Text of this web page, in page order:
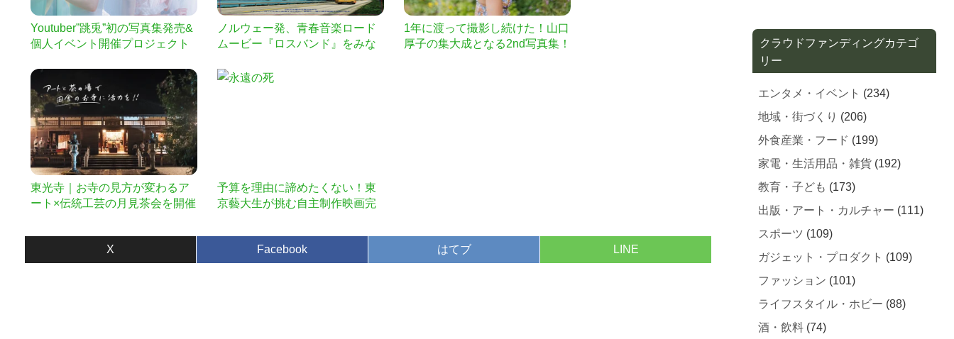
Youtuber”跳兎”初の写真集発売&
個人イベント開催プロジェクト
ノルウェー発、青春音楽ロード
ムービー『ロスバンド』をみな
DVD化への支援をお願いしま
1年に渡って撮影し続けた！山口
厚子の集大成となる2nd写真集！
東光寺｜お寺の見方が変わるア
ート×伝統工芸の月見茶会を開催
予算を理由に諦めたくない！東
京藝大生が挑む自主制作映画完
X Facebook はてブ LINE
クラウドファンディングカテゴ
リー
エンタメ・イベント (234)
地域・街づくり (206)
外食産業・フード (199)
家電・生活用品・雑貨 (192)
教育・子ども (173)
出版・アート・カルチャー (111)
スポーツ (109)
ガジェット・プロダクト (109)
ファッション (101)
ライフスタイル・ホビー (88)
酒・飲料 (74)